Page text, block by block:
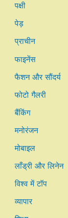
पक्षी
पेड़
प्राचीन
फाइनेंस
फैशन और सौंदर्य
फोटो गैलरी
बैंकिंग
मनोरंजन
मोबाइल
लाँड्री और लिनेन
विश्व में टॉप
व्यापार